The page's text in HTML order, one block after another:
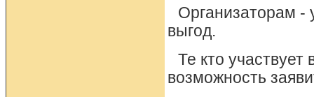
Организаторам -
выгод.
Те кто
возможность